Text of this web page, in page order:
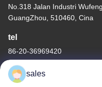
No.318 Jalan Industri
GuangZhou, 510460, Cina
tel
86-20-36969420
sales